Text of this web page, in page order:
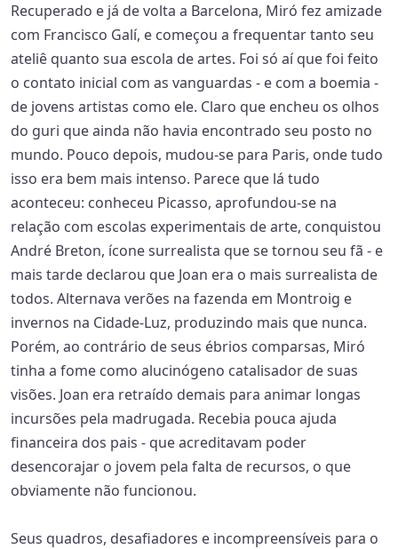
Recuperado e já de volta a Barcelona, Miró fez amizade
com Francisco Galí, e começou a frequentar tanto seu
ateliê quanto sua escola de artes. Foi só aí que foi feito
o contato inicial com as vanguardas - e com a boemia -
de jovens artistas como ele. Claro que encheu os olhos
do guri que ainda não havia encontrado seu posto no
mundo. Pouco depois, mudou-se para Paris, onde tudo
isso era bem mais intenso. Parece que lá tudo
aconteceu: conheceu Picasso, aprofundou-se na
relação com escolas experimentais de arte, conquistou
André Breton, ícone surrealista que se tornou seu fã - e
mais tarde declarou que Joan era o mais surrealista de
todos. Alternava verões na fazenda em Montroig e
invernos na Cidade-Luz, produzindo mais que nunca.
Porém, ao contrário de seus ébrios comparsas, Miró
tinha a fome como alucinógeno catalisador de suas
visões. Joan era retraído demais para animar longas
incursões pela madrugada. Recebia pouca ajuda
financeira dos pais - que acreditavam poder
desencorajar o jovem pela falta de recursos, o que
obviamente não funcionou.
Seus quadros, desafiadores e incompreensíveis para o